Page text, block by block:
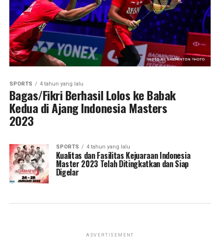
SPORTS 4 tahun yang lalu
Bagas/Fikri Berhasil Lolos ke Babak
Kedua di Ajang Indonesia Masters
2023
SPORTS 4 tahun yang lalu
Kualitas dan Fasilitas Kejuaraan Indonesia
Master 2023 Telah Ditingkatkan dan Siap
Digelar
ADVERTISEMENT